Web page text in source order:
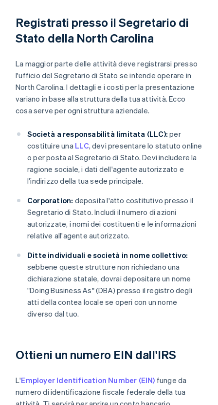
Registrati presso il Segretario di
Stato della North Carolina
La maggior parte delle attività deve registrarsi presso
l'ufficio del Segretario di Stato se intende operare in
North Carolina. I dettagli e i costi per la presentazione
variano in base alla struttura della tua attività. Ecco
cosa serve per ogni struttura aziendale.
Società a responsabilità limitata (LLC): per
costituire una LLC, devi presentare lo statuto online
o per posta al Segretario di Stato. Devi includere la
ragione sociale, i dati dell'agente autorizzato e
l'indirizzo della tua sede principale.
Corporation: deposita l'atto costitutivo presso il
Segretario di Stato. Includi il numero di azioni
autorizzate, i nomi dei costituenti e le informazioni
relative all'agente autorizzato.
Ditte individuali e società in nome collettivo:
sebbene queste strutture non richiedano una
dichiarazione statale, dovrai depositare un nome
"Doing Business As" (DBA) presso il registro degli
atti della contea locale se operi con un nome
diverso dal tuo.
Ottieni un numero EIN dall'IRS
L'Employer Identification Number (EIN) funge da
numero di identificazione fiscale federale della tua